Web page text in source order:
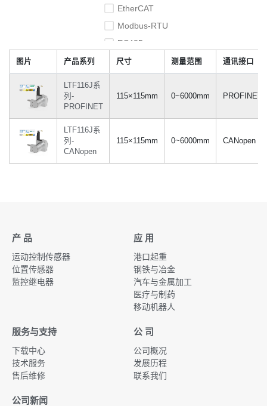
0...15000mm
0...20000mm
EtherCAT
Modbus-RTU
RS485
SSI
图片 产品系列 尺寸 测量范围 通讯接口
LTF116J系
列-
PROFINET
115×115mm 0~6000mm PROFINET
LTF116J系
列-
CANopen
115×115mm 0~6000mm CANopen
产 品
运动控制传感器
位置传感器
监控继电器
应 用
港口起重
钢铁与冶金
汽车与金属加工
医疗与制药
移动机器人
服务与支持
下载中心
技术服务
售后维修
公 司
公司概况
发展历程
联系我们
公司新闻